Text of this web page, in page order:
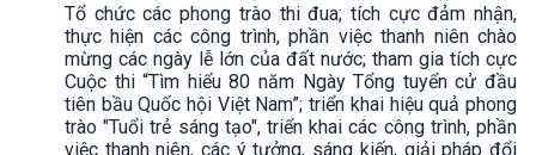
Tổ chức các phong trào thi đua; tích cực đảm nhận,
thực hiện các công trình, phần việc thanh niên chào
mừng các ngày lễ lớn của đất nước; tham gia tích cực
Cuộc thi “Tìm hiểu 80 năm Ngày Tổng tuyển cử đầu
tiên bầu Quốc hội Việt Nam”; triển khai hiệu quả phong
trào "Tuổi trẻ sáng tạo", triển khai các công trình, phần
việc thanh niên, các ý tưởng, sáng kiến, giải pháp đổi